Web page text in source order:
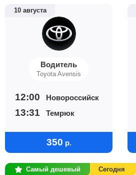
10 августа
Водитель
Toyota Avensis
12:00 Новороссийск
13:31 Темрюк
350 р.
Самый дешевый Сегодня